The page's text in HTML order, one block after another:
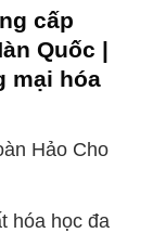
cấp
Quốc |
mại hóa
Hảo Cho
hóa học đa